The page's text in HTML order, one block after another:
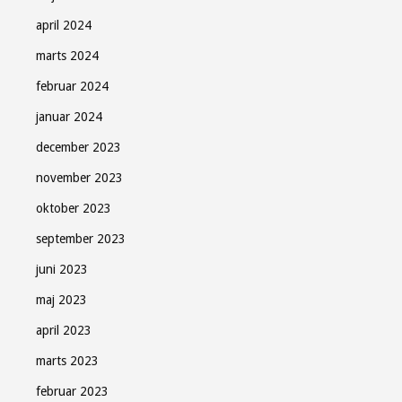
april 2024
marts 2024
februar 2024
januar 2024
december 2023
november 2023
oktober 2023
september 2023
juni 2023
maj 2023
april 2023
marts 2023
februar 2023